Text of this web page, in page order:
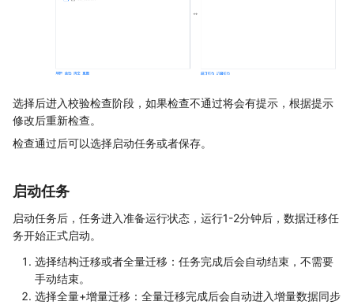
选择后进入校验检查阶段，如果检查不通过将会有提示，根据提示
修改后重新检查。
检查通过后可以选择启动任务或者保存。
启动任务
启动任务后，任务进入准备运行状态，运行1-2分钟后，数据迁移任
务开始正式启动。
选择结构迁移或者全量迁移：任务完成后会自动结束，不需要
手动结束。
选择全量+增量迁移：全量迁移完成后会自动进入增量数据同步